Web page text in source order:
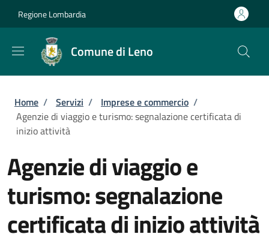
Regione Lombardia
Comune di Leno
Briciole di pane
Home / Servizi / Imprese e commercio /
Agenzie di viaggio e turismo: segnalazione certificata di
inizio attività
Agenzie di viaggio e
turismo: segnalazione
certificata di inizio attività